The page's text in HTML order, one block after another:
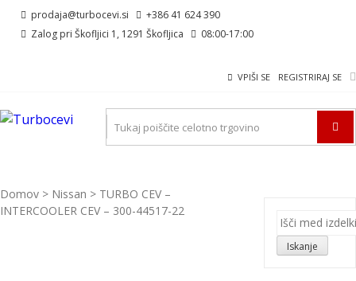
Skip
Skip prodaja@turbocevi.si
+386 41 624 390
Zalog pri Škofljici 1, 1291 Škofljica
08:00-17:00
VPIŠI SE REGISTRIRAJ SE
TURBOCEVI
Turbo ideal – turbo cevi
Domov > Nissan > TURBO CEV –
INTERCOOLER CEV – 300-44517-22
Išči:
Iskanje